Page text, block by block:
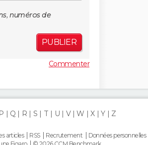
numéros de
PUBLIER
Commenter
P Q R S T U V W X Y Z
articles RSS Recrutement Données personnelles